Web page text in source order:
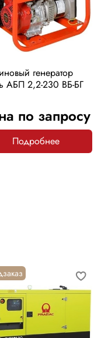
генератор
АБП 2,2-230 ВБ-БГ
по запросу
Подробнее